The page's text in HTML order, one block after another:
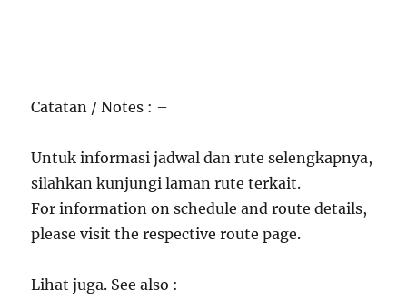
Catatan / Notes : –
Untuk informasi jadwal dan rute selengkapnya,
silahkan kunjungi laman rute terkait.
For information on schedule and route details,
please visit the respective route page.
Lihat juga. See also :